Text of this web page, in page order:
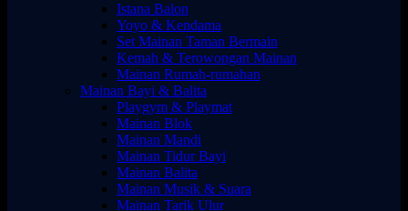
Istana Balon
Yoyo & Kendama
Set Mainan Taman Bermain
Kemah & Terowongan Mainan
Mainan Rumah-rumahan
Mainan Bayi & Balita
Playgym & Playmat
Mainan Blok
Mainan Mandi
Mainan Tidur Bayi
Mainan Balita
Mainan Musik & Suara
Mainan Tarik Ulur